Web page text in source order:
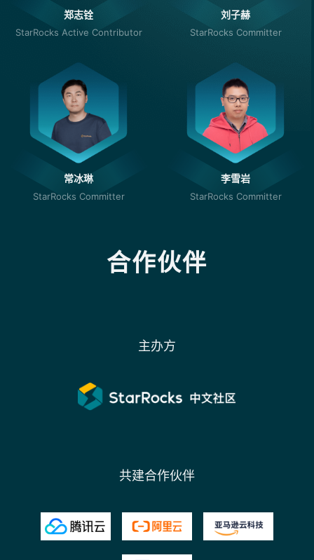
郑志铨
StarRocks Active Contributor
刘子赫
StarRocks Committer
常冰琳
StarRocks Committer
李雪岩
StarRocks Committer
合作伙伴
主办方
共建合作伙伴